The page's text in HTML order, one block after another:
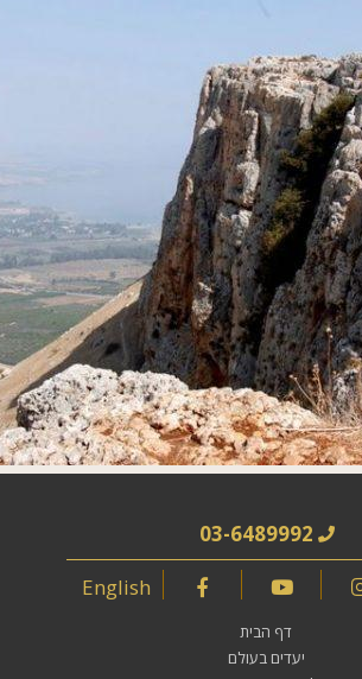
03-6489992
English
דף הבית
יעדים בעולם